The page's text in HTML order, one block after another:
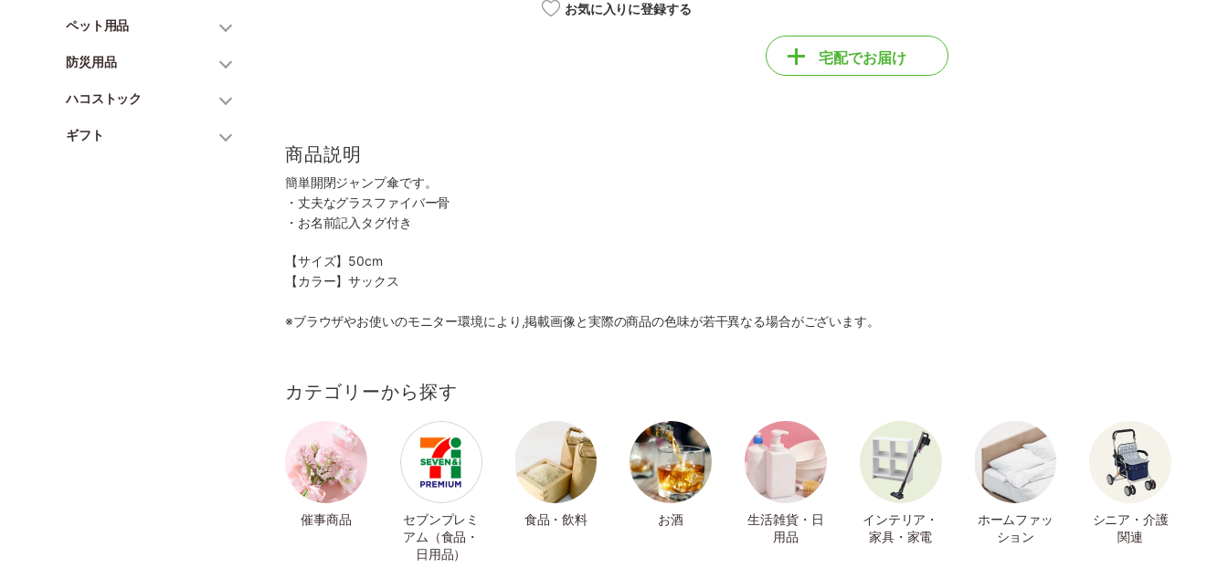
ペット用品
防災用品
ハコストック
ギフト
お気に入りに登録する
宅配でお届け
商品説明
簡単開閉ジャンプ傘です。
・丈夫なグラスファイバー骨
・お名前記入タグ付き
【サイズ】50cm
【カラー】サックス
※ブラウザやお使いのモニター環境により,掲載画像と実際の商品の色味が若干異なる場合がございます。
カテゴリーから探す
催事商品
セブンプレミ
アム（食品・
日用品）
食品・飲料 お酒
生活雑貨・日
用品
インテリア・
家具・家電
ホームファッ
ション
シニア・介護
関連